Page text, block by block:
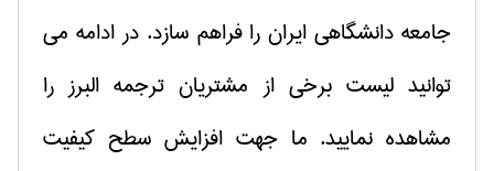
جامعه دانشگاهی ایران را فراهم سازد. در ادامه می
توانید لیست برخی از مشتریان ترجمه البرز را
مشاهده نمایید. ما جهت افزایش سطح کیفیت